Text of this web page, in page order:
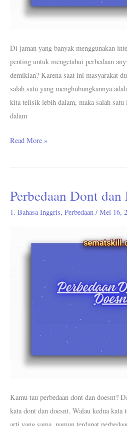
Di jaman yang banyak menggunakan
penting untuk mengetahui perbedaan
demikian? Karena saat ini masyarakat
salah satu yang menghubungkannya
kita telisik lebih dalam, maka salah
dalam
Read More »
Perbedaan Dont dan
1. Bahasa Inggris, Perbedaan / Mei 16,
Kamu tau perbedaan dont dan doesnt?
kata dont dan doesnt. Walau kedua kata
Perbedaan